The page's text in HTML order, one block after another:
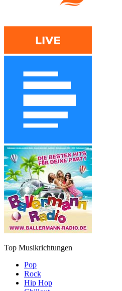
Top Musikrichtungen
Pop
Rock
Hip Hop